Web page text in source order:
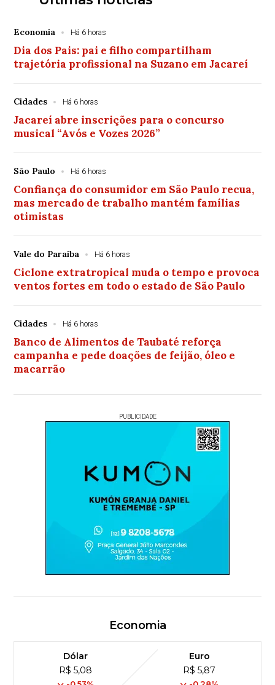
Economia Há 6 horas
Dia dos Pais: pai e filho compartilham
trajetória profissional na Suzano em Jacareí
Cidades Há 6 horas
Jacareí abre inscrições para o concurso
musical “Avós e Vozes 2026”
São Paulo Há 6 horas
Confiança do consumidor em São Paulo recua,
mas mercado de trabalho mantém famílias
otimistas
Vale do Paraiba Há 6 horas
Ciclone extratropical muda o tempo e provoca
ventos fortes em todo o estado de São Paulo
Cidades Há 6 horas
Banco de Alimentos de Taubaté reforça
campanha e pede doações de feijão, óleo e
macarrão
PUBLICIDADE
Economia
Dólar
R$ 5,08
Euro
R$ 5,87